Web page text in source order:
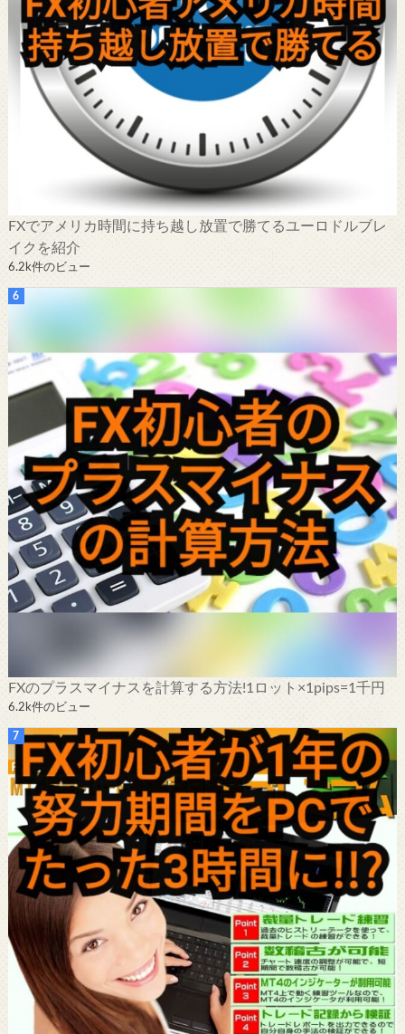
FXでアメリカ時間に持ち越し放置で勝てるユーロドルブレ
イクを紹介
6.2k件のビュー
FXのプラスマイナスを計算する方法!1ロット×1pips=1千円
6.2k件のビュー